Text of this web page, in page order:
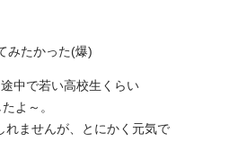
みたかった(爆)
中で若い高校生くらい
よ～。
れませんが、とにかく元気で